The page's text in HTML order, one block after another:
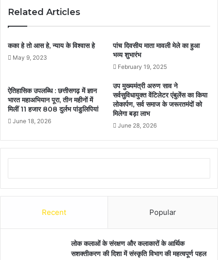
Related Articles
कका हे तो आस हे, न्याय के विश्वास हे
May 9, 2023
पांच दिवसीय माता मावली मेले का हुआ
भव्य शुभारंभ
February 19, 2025
ऐतिहासिक उपलब्धि : छत्तीसगढ़ में ज्ञान
भारत महाअभियान पूरा, तीन महीनों में
मिलीं 11 हजार 808 दुर्लभ पांडुलिपियां
June 18, 2026
उप मुख्यमंत्री अरुण साव ने
सर्वसुविधायुक्त वेंटिलेटर एंबुलेंस का किया
लोकार्पण, सर्व समाज के जरूरतमंदों को
मिलेगा बड़ा लाभ
June 28, 2026
Recent Popular
लोक कलाओं के संरक्षण और कलाकारों के आर्थिक
सशक्तीकरण की दिशा में संस्कृति विभाग की महत्वपूर्ण पहल